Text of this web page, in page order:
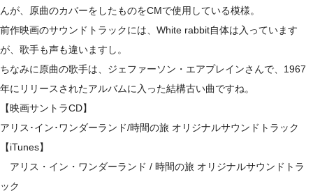
んが、原曲のカバーをしたものをCMで使用している模様。
前作映画のサウンドトラックには、White rabbit自体は入っています
が、歌手も声も違いますし。
ちなみに原曲の歌手は、ジェファーソン・エアプレインさんで、1967
年にリリースされたアルバムに入った結構古い曲ですね。
【映画サントラCD】
アリス･イン･ワンダーランド/時間の旅 オリジナルサウンドトラック
【iTunes】
アリス・イン・ワンダーランド / 時間の旅 オリジナルサウンドトラ
ック